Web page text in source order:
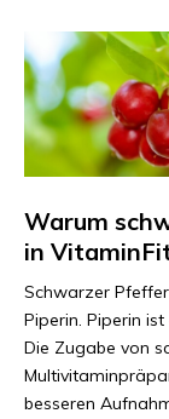
Warum
in
Schwarzer
Piperin. Piperin
Die Zugabe von
besseren